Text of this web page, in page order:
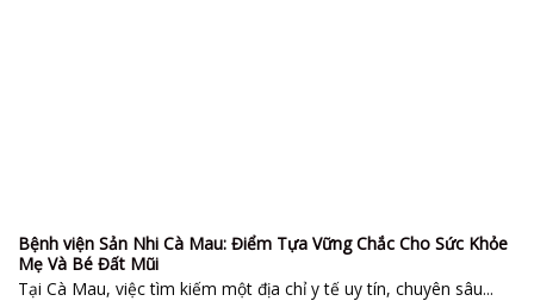
Bệnh viện Sản Nhi Cà Mau: Điểm Tựa Vững Chắc Cho Sức Khỏe
Mẹ Và Bé Đất Mũi
Tại Cà Mau, việc tìm kiếm một địa chỉ y tế uy tín, chuyên sâu...